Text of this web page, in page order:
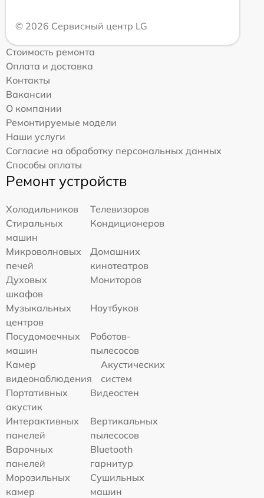
© 2026 Сервисный центр LG
Стоимость ремонта
Оплата и доставка
Контакты
Вакансии
О компании
Ремонтируемые модели
Наши услуги
Согласие на обработку персональных данных
Способы оплаты
Ремонт устройств
Холодильников
Телевизоров
Стиральных
машин
Кондиционеров
Микроволновых
печей
Домашних
кинотеатров
Духовых
шкафов
Мониторов
Музыкальных
центров
Ноутбуков
Посудомоечных
машин
Роботов-
пылесосов
Камер
видеонаблюдения
Акустических
систем
Портативных
акустик
Видеостен
Интерактивных
панелей
Вертикальных
пылесосов
Варочных
панелей
Bluetooth
гарнитур
Морозильных
камер
Сушильных
машин